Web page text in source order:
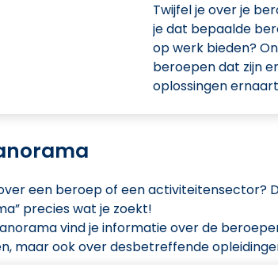
Twijfel je over je
je dat bepaalde
op werk bieden?
beroepen dat zijn
oplossingen
een beroep of een activiteitensector?
precies wat je zoekt!
vind je informatie over de
maar ook over desbetreffende